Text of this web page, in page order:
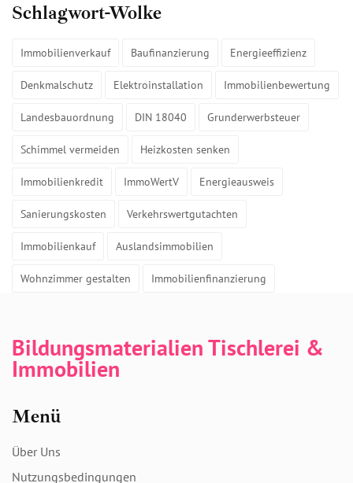
Schlagwort-Wolke
Immobilienverkauf Baufinanzierung Energieeffizienz
Denkmalschutz Elektroinstallation Immobilienbewertung
Landesbauordnung DIN 18040 Grunderwerbsteuer
Schimmel vermeiden Heizkosten senken
Immobilienkredit ImmoWertV Energieausweis
Sanierungskosten Verkehrswertgutachten
Immobilienkauf Auslandsimmobilien
Wohnzimmer gestalten Immobilienfinanzierung
Bildungsmaterialien Tischlerei &
Immobilien
Menü
Über Uns
Nutzungsbedingungen